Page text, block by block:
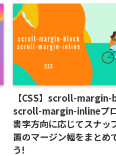
【CSS】scroll-
scroll-margin-inlineプ
書字方向に応じてスナッ
置のマージン幅をまとめ
う!